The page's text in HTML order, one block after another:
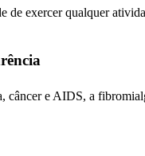
de exercer qualquer
câncer e AIDS, a